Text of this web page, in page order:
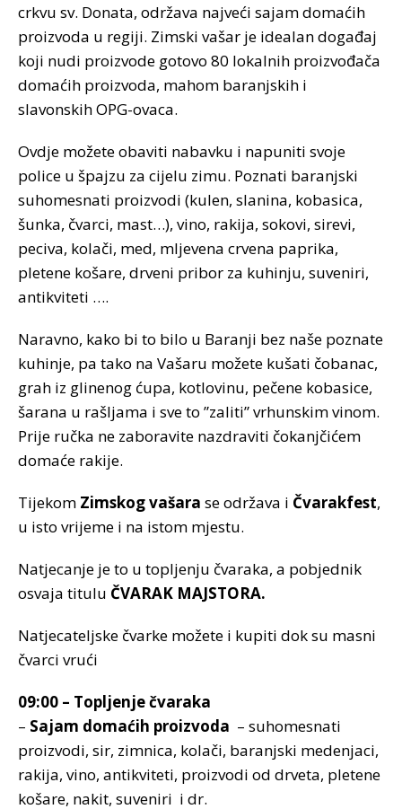
crkvu sv. Donata, održava najveći sajam domaćih
proizvoda u regiji. Zimski vašar je idealan događaj
koji nudi proizvode gotovo 80 lokalnih proizvođača
domaćih proizvoda, mahom baranjskih i
slavonskih OPG-ovaca.
Ovdje možete obaviti nabavku i napuniti svoje
police u špajzu za cijelu zimu. Poznati baranjski
suhomesnati proizvodi (kulen, slanina, kobasica,
šunka, čvarci, mast…), vino, rakija, sokovi, sirevi,
peciva, kolači, med, mljevena crvena paprika,
pletene košare, drveni pribor za kuhinju, suveniri,
antikviteti ….
Naravno, kako bi to bilo u Baranji bez naše poznate
kuhinje, pa tako na Vašaru možete kušati čobanac,
grah iz glinenog ćupa, kotlovinu, pečene kobasice,
šarana u rašljama i sve to ”zaliti” vrhunskim vinom.
Prije ručka ne zaboravite nazdraviti čokanjčićem
domaće rakije.
Tijekom Zimskog vašara se održava i Čvarakfest,
u isto vrijeme i na istom mjestu.
Natjecanje je to u topljenju čvaraka, a pobjednik
osvaja titulu ČVARAK MAJSTORA.
Natjecateljske čvarke možete i kupiti dok su masni
čvarci vrući
09:00 – Topljenje čvaraka
– Sajam domaćih proizvoda – suhomesnati
proizvodi, sir, zimnica, kolači, baranjski medenjaci,
rakija, vino, antikviteti, proizvodi od drveta, pletene
košare, nakit, suveniri i dr.